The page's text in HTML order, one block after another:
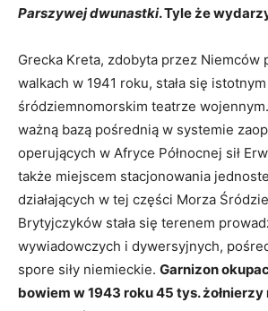
Parszywej dwunastki. Tyle że
Grecka Kreta, zdobyta przez Niemców
walkach w 1941 roku, stała się
śródziemnomorskim teatrze wojennym.
ważną bazą pośrednią w systemie
operujących w Afryce Północnej sił
także miejscem stacjonowania
działających w tej części Morza
Brytyjczyków stała się terenem
wywiadowczych i dywersyjnych,
spore siły niemieckie. Garnizon
bowiem w 1943 roku 45 tys.